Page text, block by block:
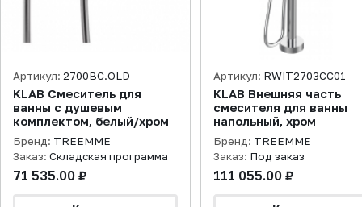
Артикул: 2700BC.OLD
KLAB Смеситель для
ванны с душевым
комплектом, белый/хром
Бренд: TREEMME
Заказ: Складская программа
71 535.00 ₽
Артикул: RWIT2703CC01
KLAB Внешняя часть
смесителя для ванны
напольный, хром
Бренд: TREEMME
Заказ: Под заказ
111 055.00 ₽